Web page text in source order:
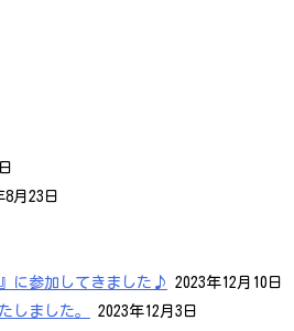
8月23日
に参加してきました♪
2023年12月10日
しました。
2023年12月3日